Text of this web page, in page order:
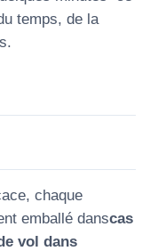
temps, de la
chaque
emballé danscas
vol dans